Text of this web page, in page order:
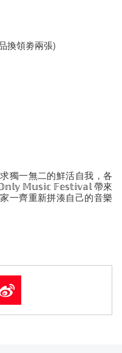
換領劵兩張)
獨一無二的鮮活自我，各
𝕄𝕦𝕤𝕚𝕔 𝔽𝕖𝕤𝕥𝕚𝕧𝕒𝕝 帶來
一齊重新拼湊自己的音樂